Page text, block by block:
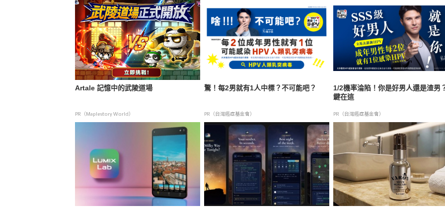
Artale 記憶中的武陵道場
PR（Maplestory World）
驚！每2男就有1人中標？不可能吧？
PR（台灣癌症基金會）
1/2機率淪陷！你是好男人還是渣男
鍵在這
PR（台灣癌症基金會）